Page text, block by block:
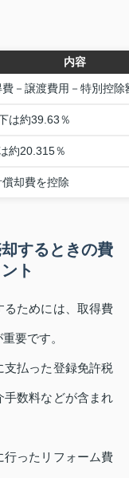
内容
－譲渡費用－特別控除
は約39.63％
約20.315％
却費を控除
するときの費
ト
るためには、取得費
要です。
支払った登録免許税
手数料などが含まれ
行ったリフォーム費